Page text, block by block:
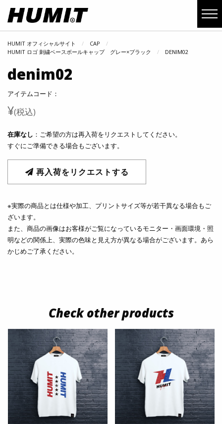
HUMIT オフィシャルサイト
CAP
HUMIT ロゴ 刺繍ベースボールキャップ グレー×ブラック
DENIM02
denim02
アイテムコード：
¥(税込)
在庫なし ：ご希望の方は再入荷をリクエストしてください。
すぐにご準備できる場合もございます。
再入荷をリクエストする
※実際の商品とは仕様や加工、プリントサイズ等が若干異なる場合もご
ざいます。
また、商品の画像はお客様がご覧になっているモニター・画面環境・照
明などの関係上、実際の色味と見え方が異なる場合がございます。あら
かじめご了承ください。
Check other products